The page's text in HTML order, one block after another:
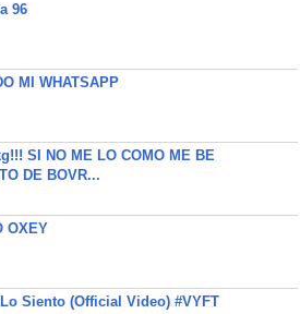
96
MI WHATSAPP
SI NO ME LO COMO ME BE
DE BOVR...
OXEY
Siento (Official Video) #VYFT